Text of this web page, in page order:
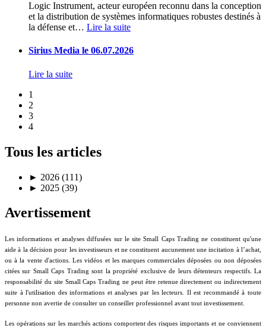
Logic Instrument, acteur européen reconnu dans la conception
et la distribution de systèmes informatiques robustes destinés à
la défense et… Lire la suite
Sirius Media le 06.07.2026
Lire la suite
1
2
3
4
Tous les articles
► 2026 (111)
► 2025 (39)
Avertissement
Les informations et analyses diffusées sur le site Small Caps Trading ne constituent qu'une
aide à la décision pour les investisseurs et ne constituent aucunement une incitation à l’achat,
ou à la vente d'actions. Les vidéos et les marques commerciales déposées ou non déposées
citées sur Small Caps Trading sont la propriété exclusive de leurs détenteurs respectifs. La
responsabilité du site Small Caps Trading ne peut être retenue directement ou indirectement
suite à l'utilisation des informations et analyses par les lecteurs. Il est recommandé à toute
personne non avertie de consulter un conseiller professionnel avant tout investissement.
Les opérations sur les marchés actions comportent des risques importants et ne conviennent